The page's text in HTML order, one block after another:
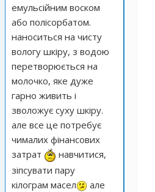
емульсійним воском
або полісорбатом.
наноситься на чисту
вологу шкіру, з водою
перетворюється на
молочко, яке дуже
гарно живить і
зволожує суху шкіру.
але все це потребує
чималих фінансових
затрат
навчитися,
зіпсувати пару
кілограм масел
але